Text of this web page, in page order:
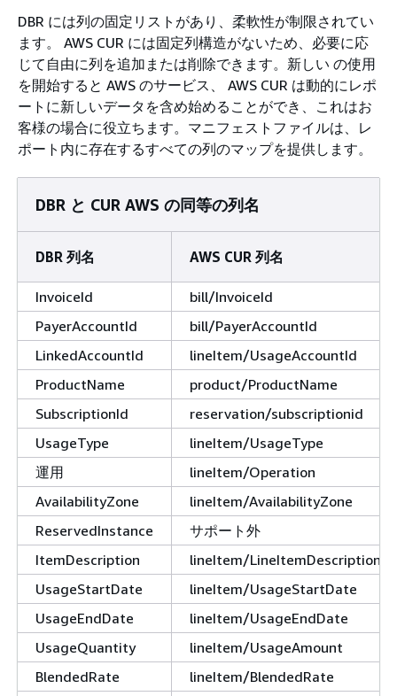
DBR には列の固定リストがあり、柔軟性が制限されてい
ます。 AWS CUR には固定列構造がないため、必要に応
じて自由に列を追加または削除できます。新しい の使用
を開始すると AWS のサービス、 AWS CUR は動的にレポ
ートに新しいデータを含め始めることができ、これはお
客様の場合に役立ちます。マニフェストファイルは、レ
ポート内に存在するすべての列のマップを提供します。
DBR と CUR AWS の同等の列名
DBR 列名 AWS CUR 列名
InvoiceId
bill/InvoiceId
PayerAccountId
bill/PayerAccountId
LinkedAccountId
lineItem/UsageAccountId
ProductName
product/ProductName
SubscriptionId
reservation/subscriptionid
UsageType
lineItem/UsageType
運用
lineItem/Operation
AvailabilityZone
lineItem/AvailabilityZone
ReservedInstance
サポート外
ItemDescription
lineItem/LineItemDescription
UsageStartDate
lineItem/UsageStartDate
UsageEndDate
lineItem/UsageEndDate
UsageQuantity
lineItem/UsageAmount
BlendedRate
lineItem/BlendedRate